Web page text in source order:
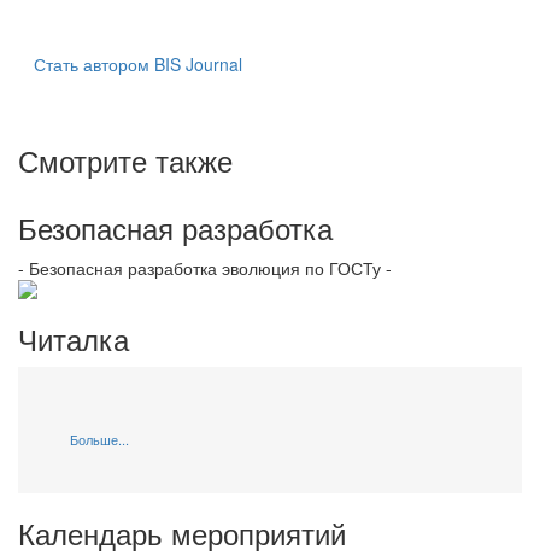
Стать автором BIS Journal
Смотрите также
Безопасная разработка
- Безопасная разработка эволюция по ГОСТу -
Читалка
Больше...
Календарь мероприятий